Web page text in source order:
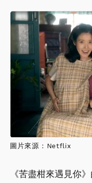
圖片來源：Netflix
《苦盡柑來遇見你